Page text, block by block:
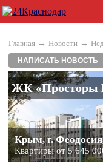
Главная → Новости →
НАПИСАТЬ НОВОСТЬ
ЖК «Просторы
Крым, г.
Квартиры от 5 645